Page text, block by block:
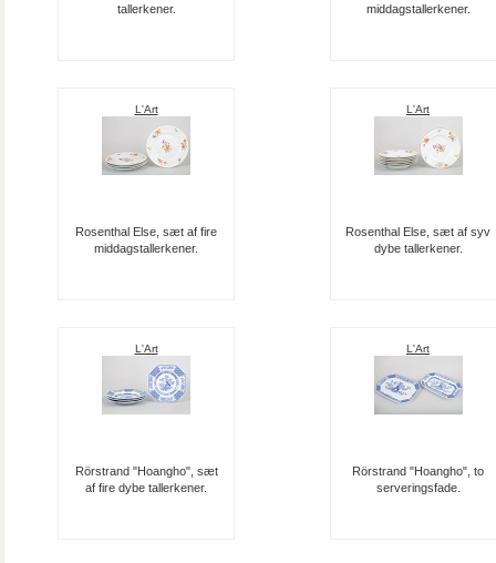
tallerkener.
middagstallerkener.
L'Art
Rosenthal Else, sæt af fire
middagstallerkener.
L'Art
Rosenthal Else, sæt af syv
dybe tallerkener.
L'Art
Rörstrand "Hoangho", sæt
af fire dybe tallerkener.
L'Art
Rörstrand "Hoangho", to
serveringsfade.